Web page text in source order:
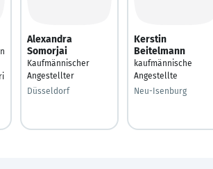
Alexandra
Somorjai
Kaufmännischer
Angestellter
Düsseldorf
Kerstin
Beitelmann
kaufmännische
Angestellte
Neu-Isenburg